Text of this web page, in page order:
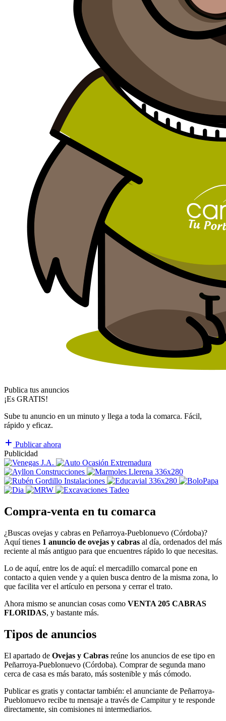
Publica tus anuncios
¡Es GRATIS!
Sube tu anuncio en un minuto y llega a toda la comarca. Fácil,
rápido y eficaz.
Publicar ahora
Publicidad
Compra-venta en tu comarca
¿Buscas ovejas y cabras en Peñarroya-Pueblonuevo (Córdoba)?
Aquí tienes 1 anuncio de ovejas y cabras al día, ordenados del más
reciente al más antiguo para que encuentres rápido lo que necesitas.
Lo de aquí, entre los de aquí: el mercadillo comarcal pone en
contacto a quien vende y a quien busca dentro de la misma zona, lo
que facilita ver el artículo en persona y cerrar el trato.
Ahora mismo se anuncian cosas como VENTA 205 CABRAS
FLORIDAS, y bastante más.
Tipos de anuncios
El apartado de Ovejas y Cabras reúne los anuncios de ese tipo en
Peñarroya-Pueblonuevo (Córdoba). Comprar de segunda mano
cerca de casa es más barato, más sostenible y más cómodo.
Publicar es gratis y contactar también: el anunciante de Peñarroya-
Pueblonuevo recibe tu mensaje a través de Campitur y te responde
directamente, sin comisiones ni intermediarios.